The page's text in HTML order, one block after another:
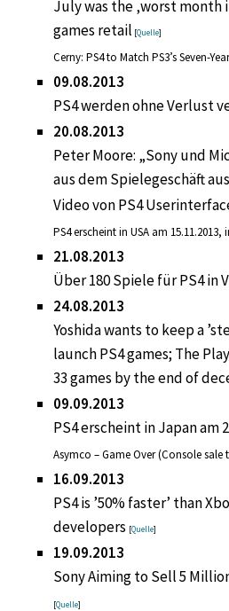
July was the ‚worst month
games retail [Quelle]
Cerny: PS4 to Match PS3’s Seven-
09.08.2013
PS4 werden ohne Verlust
20.08.2013
Peter Moore: „Sony und
aus dem Spielegeschäft
Video von PS4
PS4 erscheint in USA am 15.11.2013,
21.08.2013
Über 180 Spiele für PS4 in
24.08.2013
Yoshida wants to keep a
launch PS4 games; The
33 games by the end of
09.09.2013
PS4 erscheint in Japan am
Asymco – Game Over (Console sale
16.09.2013
PS4 is ’50% faster’ than
developers [Quelle]
19.09.2013
Sony Aiming to Sell 5
[Quelle]